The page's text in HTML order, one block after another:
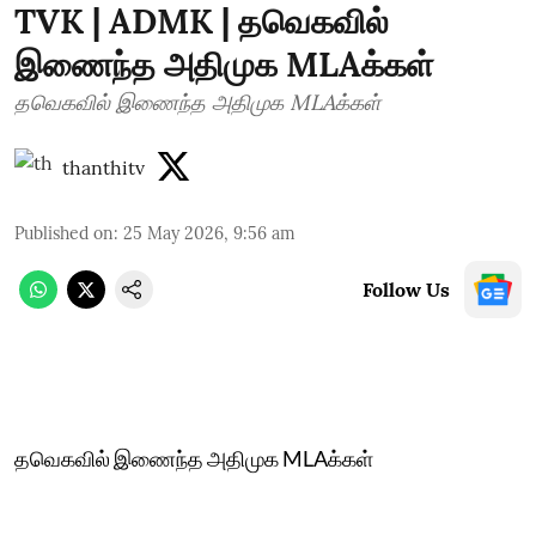
TVK | ADMK | தவெகவில்
இணைந்த அதிமுக MLAக்கள்
தவெகவில் இணைந்த அதிமுக MLAக்கள்
thanthitv
Published on: 25 May 2026, 9:56 am
Follow Us
தவெகவில் இணைந்த அதிமுக MLAக்கள்